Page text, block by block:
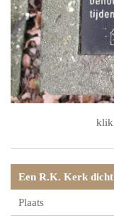
klik
Een R.K. Kerk
Plaats